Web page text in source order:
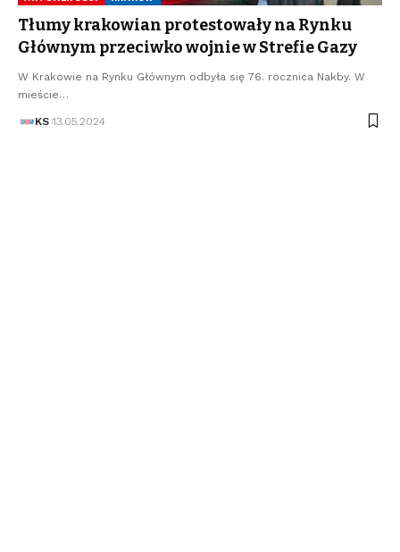
Tłumy krakowian protestowały na Rynku
Głównym przeciwko wojnie w Strefie Gazy
W Krakowie na Rynku Głównym odbyła się 76. rocznica Nakby. W
mieście…
KS 13.05.2024